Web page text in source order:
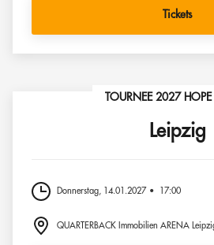
Tickets
TOURNEE 2027 HOPE
Leipzig
Donnerstag, 14.01.2027 17:00
QUARTERBACK Immobilien ARENA